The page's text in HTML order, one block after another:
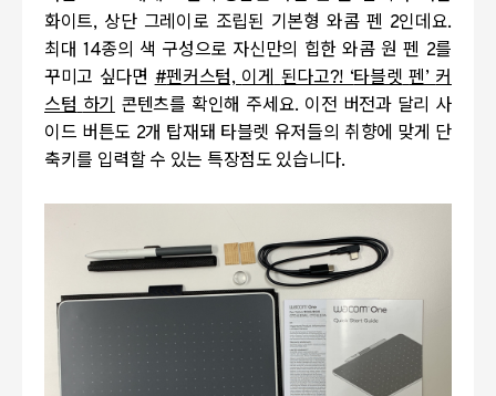
화이트, 상단 그레이로 조립된 기본형 와콤 펜 2인데요.
최대 14종의 색 구성으로 자신만의 힙한 와콤 원 펜 2를
꾸미고 싶다면 #펜커스텀, 이게 된다고?! ‘타블렛 펜’ 커
스텀 하기 콘텐츠를 확인해 주세요. 이전 버전과 달리 사
이드 버튼도 2개 탑재돼 타블렛 유저들의 취향에 맞게 단
축키를 입력할 수 있는 특장점도 있습니다.